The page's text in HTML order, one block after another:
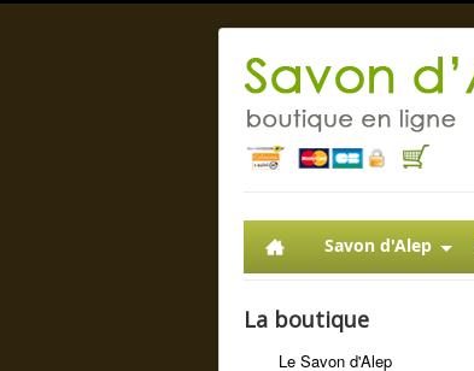
Savon d'Alep
La boutique
Le Savon d'Alep